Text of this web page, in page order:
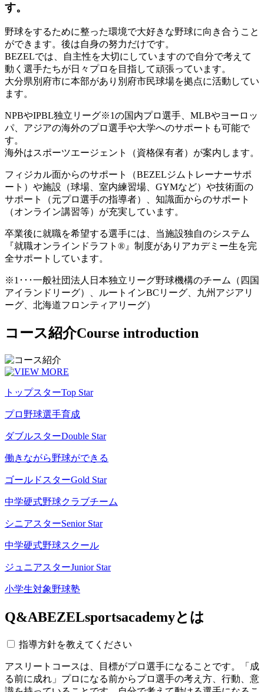
す。
野球をするために整った環境で大好きな野球に向き合うこと
ができます。後は自身の努力だけです。
BEZELでは、自主性を大切にしていますので自分で考えて
動く選手たちが日々プロを目指して頑張っています。
大分県別府市に本部があり別府市民球場を拠点に活動してい
ます。
NPBやIPBL独立リーグ※1の国内プロ選手、MLBやヨーロッ
パ、アジアの海外のプロ選手や大学へのサポートも可能で
す。
海外はスポーツエージェント（資格保有者）が案内します。
フィジカル面からのサポート（BEZELジムトレーナーサポ
ート）や施設（球場、室内練習場、GYMなど）や技術面の
サポート（元プロ選手の指導者）、知識面からのサポート
（オンライン講習等）が充実しています。
卒業後に就職を希望する選手には、当施設独自のシステム
『就職オンラインドラフト®』制度がありアカデミー生を完
全サポートしています。
※1･･･一般社団法人日本独立リーグ野球機構のチーム（四国
アイランドリーグ）、ルートインBCリーグ、九州アジアリ
ーグ、北海道フロンティアリーグ）
コース紹介Course introduction
トップスターTop Star
プロ野球選手育成
ダブルスターDouble Star
働きながら野球ができる
ゴールドスターGold Star
中学硬式野球クラブチーム
シニアスターSenior Star
中学硬式野球スクール
ジュニアスターJunior Star
小学生対象野球塾
Q&ABEZELsportsacademyとは
指導方針を教えてください
アスリートコースは、目標がプロ選手になることです。「成
る前に成れ」プロになる前からプロ選手の考え方、行動、意